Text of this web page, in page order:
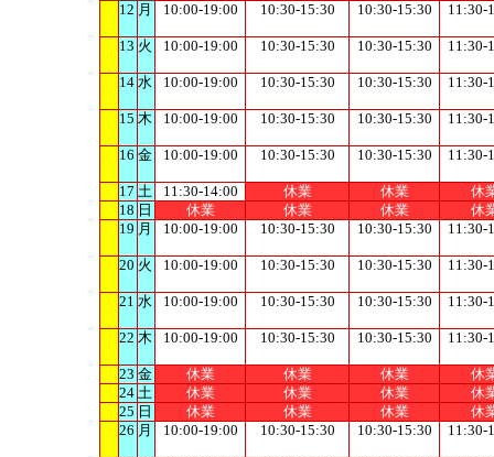
12 月 10:00-19:00 10:30-15:30 10:30-15:30 11:30-
13 火 10:00-19:00 10:30-15:30 10:30-15:30 11:30-
14 水 10:00-19:00 10:30-15:30 10:30-15:30 11:30-
15 木 10:00-19:00 10:30-15:30 10:30-15:30 11:30-
16 金 10:00-19:00 10:30-15:30 10:30-15:30 11:30-
17 土 11:30-14:00 休業 休業
休
18 日 休業 休業 休業
休
19 月 10:00-19:00 10:30-15:30 10:30-15:30 11:30-
20 火 10:00-19:00 10:30-15:30 10:30-15:30 11:30-
21 水 10:00-19:00 10:30-15:30 10:30-15:30 11:30-
22 木 10:00-19:00 10:30-15:30 10:30-15:30 11:30-
23 金 休業 休業 休業
休
24 土 休業 休業 休業
休
25 日 休業 休業 休業
休
26 月 10:00-19:00 10:30-15:30 10:30-15:30 11:30-